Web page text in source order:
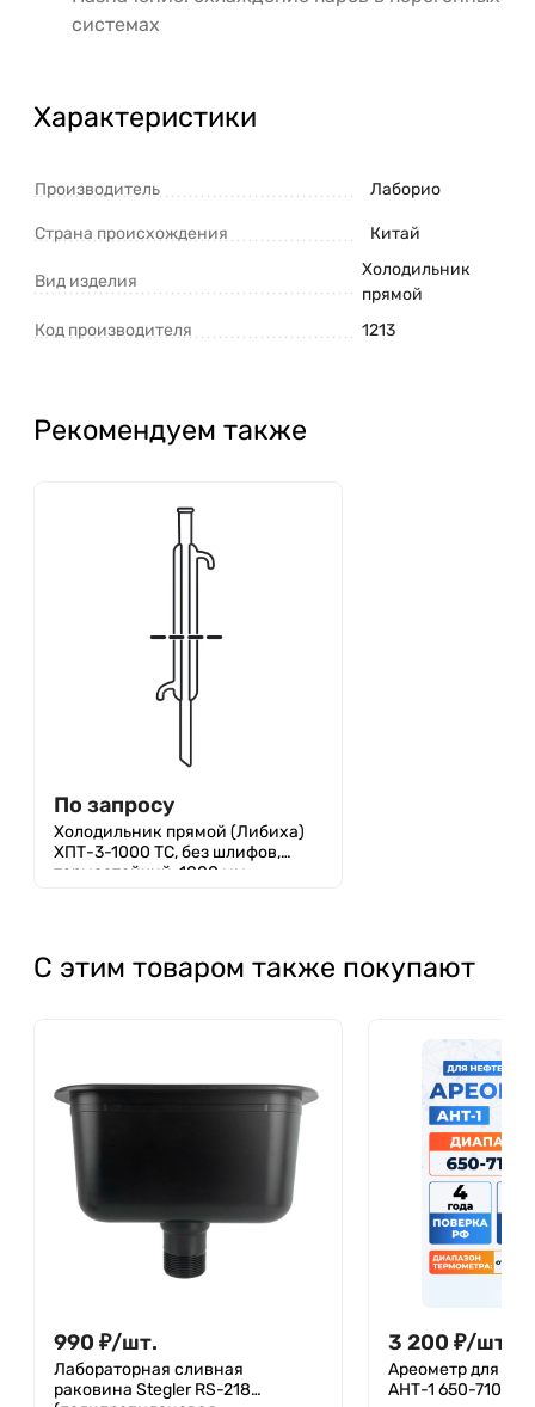
системах
Характеристики
Производитель Лаборио
Страна происхождения Китай
Вид изделия
Холодильник
прямой
Код производителя
1213
Рекомендуем также
По запросу
Холодильник прямой (Либиха)
ХПТ-3-1000 ТС, без шлифов,
термостойкий, 1000 мм
С этим товаром также покупают
990 ₽/шт.
Лабораторная сливная
раковина Stegler RS-218
3 200 ₽/шт.
Ареометр для
АНТ-1 650-710,